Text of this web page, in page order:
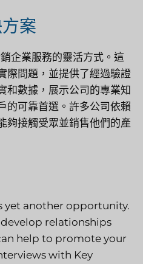
案
企業服務的靈活方式。這
際問題，並提供了經過驗證
和數據，展示公司的專業知
的可靠首選。許多公司依賴
夠接觸受眾並銷售他們的產
yet another opportunity.
relationships
help to promote your
with Key